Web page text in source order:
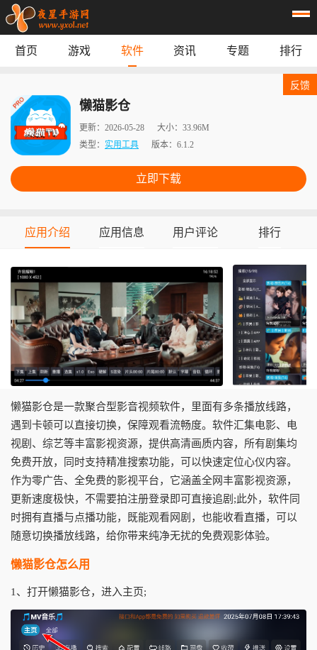
专题 榜单
首页 游戏 软件 资讯 专题 排行
懒猫影仓
更新： 2026-05-28 大小： 33.96M
类型： 实用工具 版本： 6.1.2
立即下载
反馈
应用介绍 应用信息 用户评论 排行
懒猫影仓是一款聚合型影音视频软件，里面有多条播放线路，
遇到卡顿可以直接切换，保障观看流畅度。软件汇集电影、电
视剧、综艺等丰富影视资源，提供高清画质内容，所有剧集均
免费开放，同时支持精准搜索功能，可以快速定位心仪内容。
作为零广告、全免费的影视平台，它涵盖全网丰富影视资源，
更新速度极快，不需要拍注册登录即可直接追剧;此外，软件同
时拥有直播与点播功能，既能观看网剧，也能收看直播，可以
随意切换播放线路，给你带来纯净无扰的免费观影体验。
懒猫影仓怎么用
1、打开懒猫影仓，进入主页;